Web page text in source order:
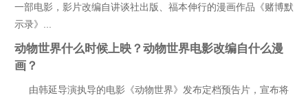
一部电影，影片改编自讲谈社出版、福本伸行的漫画作品《赌博默
示录》...
动物世界什么时候上映？动物世界电影改编自什么漫
画？
由韩延导演执导的电影《动物世界》发布定档预告片，宣布将